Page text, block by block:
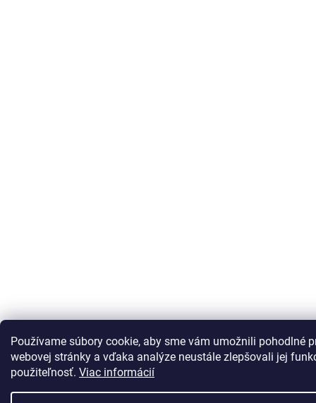
Používame súbory cookie, aby sme vám umožnili pohodlné
webovej stránky a vďaka analýze neustále zlepšovali jej
použiteľnosť. Viac informácií